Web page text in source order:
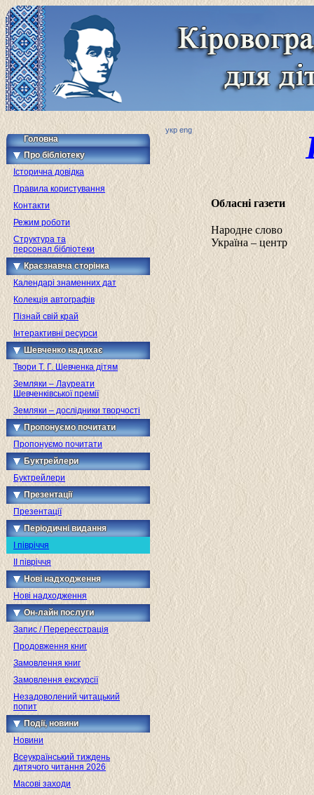
укр eng
Головна
Про бібліотеку
Історична довідка
Правила користування
Контакти
Режим роботи
Структура та
персонал бібліотеки
Краєзнавча сторінка
Календарі знаменних дат
Колекція автографів
Пізнай свій край
Інтерактивні ресурси
Шевченко надихає
Твори Т. Г. Шевченка дітям
Земляки – Лауреати
Шевченківської премії
Земляки – дослідники творчості
Пропонуємо почитати
Пропонуємо почитати
Буктрейлери
Буктрейлери
Презентації
Презентації
Періодичні видання
I півріччя
II півріччя
Нові надходження
Нові надходження
Он-лайн послуги
Запис / Перереєстрація
Продовження книг
Замовлення книг
Замовлення екскурсії
Незадоволений читацький
попит
Події, новини
Новини
Всеукраїнський тиждень
дитячого читання 2026
Масові заходи
Обласні газети
Народне слово
Україна – центр